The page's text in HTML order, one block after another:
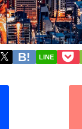
LINE